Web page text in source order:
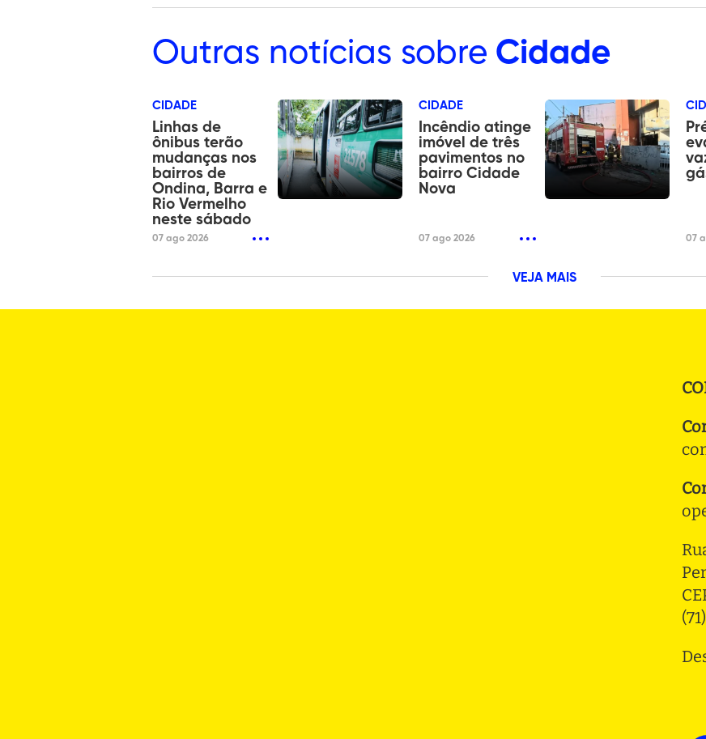
Outras notícias sobre Cidade
CIDADE
Linhas de
ônibus terão
mudanças nos
bairros de
Ondina, Barra e
Rio Vermelho
neste sábado
07 ago 2026
CIDADE
Incêndio atinge
imóvel de três
pavimentos no
bairro Cidade
Nova
07 ago 2026 07
VEJA MAIS